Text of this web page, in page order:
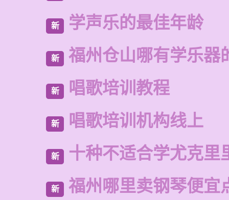
新 学声乐的最佳年龄
新 福州仓山哪有学乐器
新 唱歌培训教程
新 唱歌培训机构线上
新 十种不适合学尤克里
新 福州哪里卖钢琴便宜